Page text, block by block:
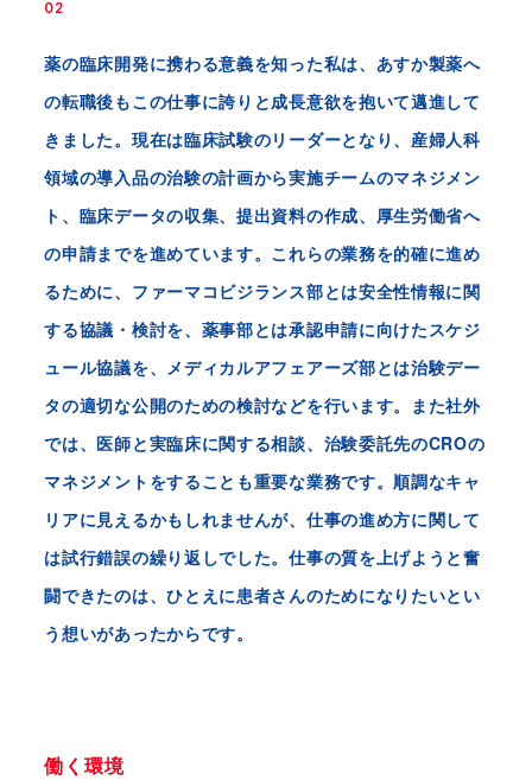
02
薬の臨床開発に携わる意義を知った私は、あすか製薬へ
の転職後もこの仕事に誇りと成長意欲を抱いて邁進して
きました。現在は臨床試験のリーダーとなり、産婦人科
領域の導入品の治験の計画から実施チームのマネジメン
ト、臨床データの収集、提出資料の作成、厚生労働省へ
の申請までを進めています。これらの業務を的確に進め
るために、ファーマコビジランス部とは安全性情報に関
する協議・検討を、薬事部とは承認申請に向けたスケジ
ュール協議を、メディカルアフェアーズ部とは治験デー
タの適切な公開のための検討などを行います。また社外
では、医師と実臨床に関する相談、治験委託先のCROの
マネジメントをすることも重要な業務です。順調なキャ
リアに見えるかもしれませんが、仕事の進め方に関して
は試行錯誤の繰り返しでした。仕事の質を上げようと奮
闘できたのは、ひとえに患者さんのためになりたいとい
う想いがあったからです。
働く環境